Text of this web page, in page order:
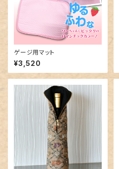
ゲージ用マット
¥3,520